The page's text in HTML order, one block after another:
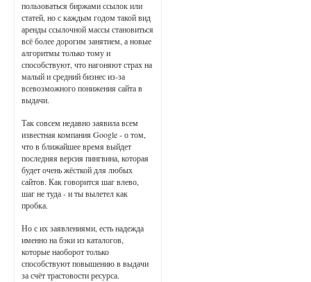
пользоваться биржами ссылок или
статей, но с каждым годом такой вид
аренды ссылочной массы становиться
всё более дорогим занятием, а новые
алгоритмы только тому и
способствуют, что нагоняют страх на
малый и средний бизнес из-за
всевозможного понижения сайта в
выдачи.
Так совсем недавно заявила всем
известная компания Google - о том,
что в ближайшее время выйдет
последняя версия пингвина, которая
будет очень жёсткой для любых
сайтов. Как говорится шаг влево,
шаг не туда - и ты вылетел как
пробка.
Но с их заявлениями, есть надежда
именно на бэки из каталогов,
которые наоборот только
способствуют повышению в выдачи
за счёт трастовости ресурса.